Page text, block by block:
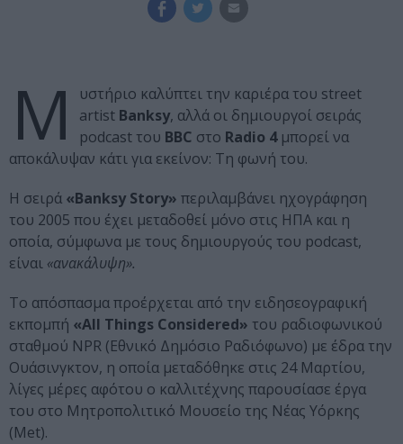
Μ
υστήριο καλύπτει την καριέρα του street
artist Banksy, αλλά οι δημιουργοί σειράς
podcast του BBC στο Radio 4μπορεί να
αποκάλυψαν κάτι για εκείνον: Τη φωνή του.
Η σειρά «Banksy Story» περιλαμβάνει ηχογράφηση
του 2005 που έχει μεταδοθεί μόνο στις ΗΠΑ και η
οποία, σύμφωνα με τους δημιουργούς του podcast,
είναι «ανακάλυψη».
Το απόσπασμα προέρχεται από την ειδησεογραφική
εκπομπή «All Things Considered» του ραδιοφωνικού
σταθμού NPR (Εθνικό Δημόσιο Ραδιόφωνο) με έδρα την
Ουάσινγκτον, η οποία μεταδόθηκε στις 24 Μαρτίου,
λίγες μέρες αφότου ο καλλιτέχνης παρουσίασε έργα
του στο Μητροπολιτικό Μουσείο της Νέας Υόρκης
(Met).